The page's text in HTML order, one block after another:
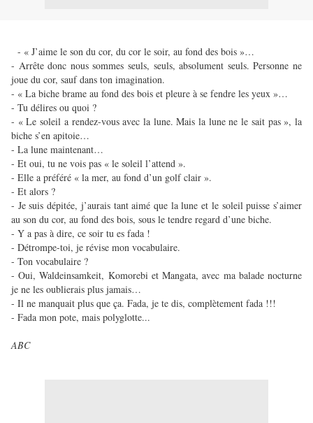
- « J’aime le son du cor, du cor le soir, au fond des bois »…
- Arrête donc nous sommes seuls, seuls, absolument seuls. Personne ne
joue du cor, sauf dans ton imagination.
- « La biche brame au fond des bois et pleure à se fendre les yeux »…
- Tu délires ou quoi ?
- « Le soleil a rendez-vous avec la lune. Mais la lune ne le sait pas », la
biche s’en apitoie…
- La lune maintenant…
- Et oui, tu ne vois pas « le soleil l’attend ».
- Elle a préféré « la mer, au fond d’un golf clair ».
- Et alors ?
- Je suis dépitée, j’aurais tant aimé que la lune et le soleil puisse s’aimer
au son du cor, au fond des bois, sous le tendre regard d’une biche.
- Y a pas à dire, ce soir tu es fada !
- Détrompe-toi, je révise mon vocabulaire.
- Ton vocabulaire ?
- Oui, Waldeinsamkeit, Komorebi et Mangata, avec ma balade nocturne
je ne les oublierais plus jamais…
- Il ne manquait plus que ça. Fada, je te dis, complètement fada !!!
- Fada mon pote, mais polyglotte...
ABC